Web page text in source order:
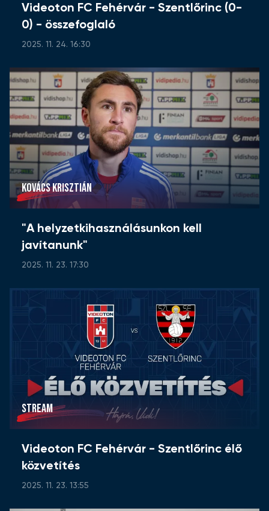
Videoton FC Fehérvár - Szentlőrinc (0-
0) - összefoglaló
2025. 11. 24. 16:30
KOVÁCS KRISZTIÁN
"A helyzetkihasználásunkon kell
javítanunk"
2025. 11. 23. 17:30
STREAM
Videoton FC Fehérvár - Szentlőrinc élő
közvetítés
2025. 11. 23. 13:55